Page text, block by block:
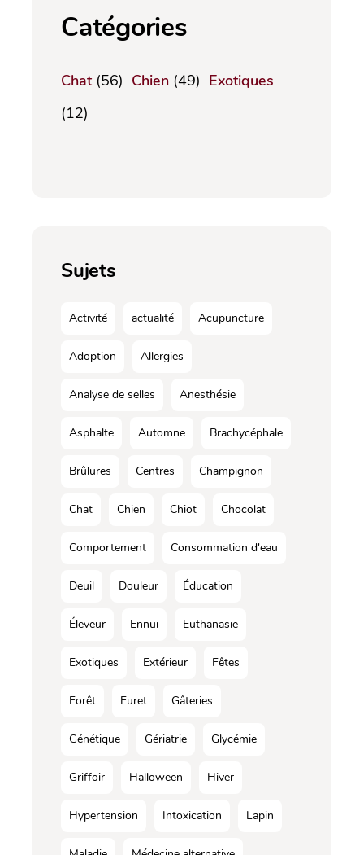
Catégories
Chat(56) Chien (49) Exotiques
(12)
Sujets
Activité actualité Acupuncture
Adoption Allergies
Analyse de selles Anesthésie
Asphalte Automne Brachycéphale
Brûlures Centres Champignon
Chat Chien Chiot Chocolat
Comportement Consommation d'eau
Deuil Douleur Éducation
Éleveur Ennui Euthanasie
Exotiques Extérieur Fêtes
Forêt Furet Gâteries
Génétique Gériatrie Glycémie
Griffoir Halloween Hiver
Hypertension Intoxication Lapin